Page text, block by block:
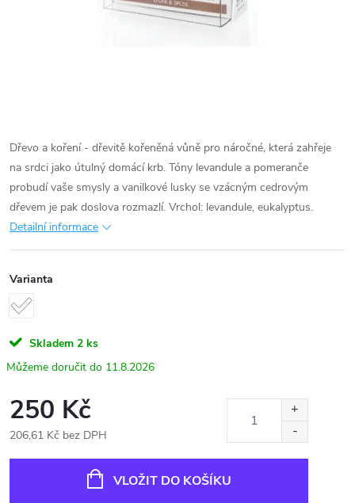
Dřevo a koření - dřevitě kořeněná vůně pro náročné, která zahřeje
na srdci jako útulný domácí krb. Tóny levandule a pomeranče
probudí vaše smysly a vanilkové lusky se vzácným cedrovým
dřevem je pak doslova rozmazlí. Vrchol: levandule, eukalyptus.
Detailní informace
Varianta
Skladem 2 ks
11.8.2026
250 Kč
206,61 Kč bez DPH
VLOŽIT DO KOŠÍKU